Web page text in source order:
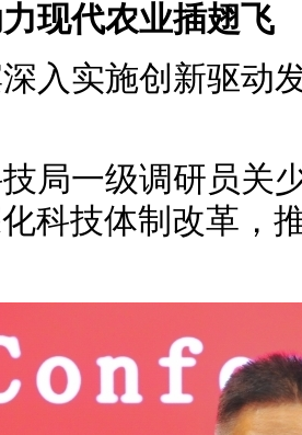
现代农业插翅飞
入实施创新驱动
局一级调研员关
科技体制改革，